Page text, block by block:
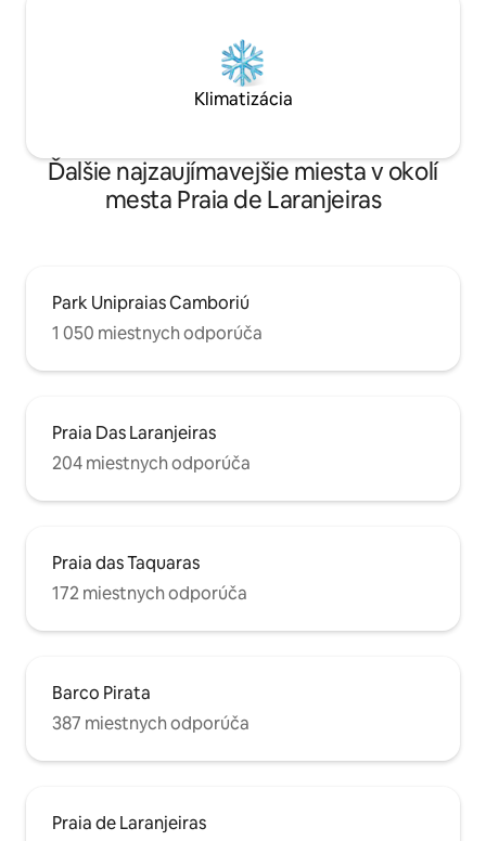
Klimatizácia
Ďalšie najzaujímavejšie miesta v okolí
mesta Praia de Laranjeiras
Park Unipraias Camboriú
1 050 miestnych odporúča
Praia Das Laranjeiras
204 miestnych odporúča
Praia das Taquaras
172 miestnych odporúča
Barco Pirata
387 miestnych odporúča
Praia de Laranjeiras